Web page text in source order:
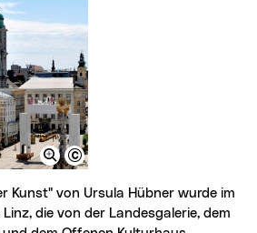
die von der Landesgalerie, dem